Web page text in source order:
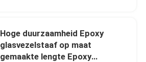
Hoge duurzaamheid Epoxy
glasvezelstaaf op maat
gemaakte lengte Epoxy